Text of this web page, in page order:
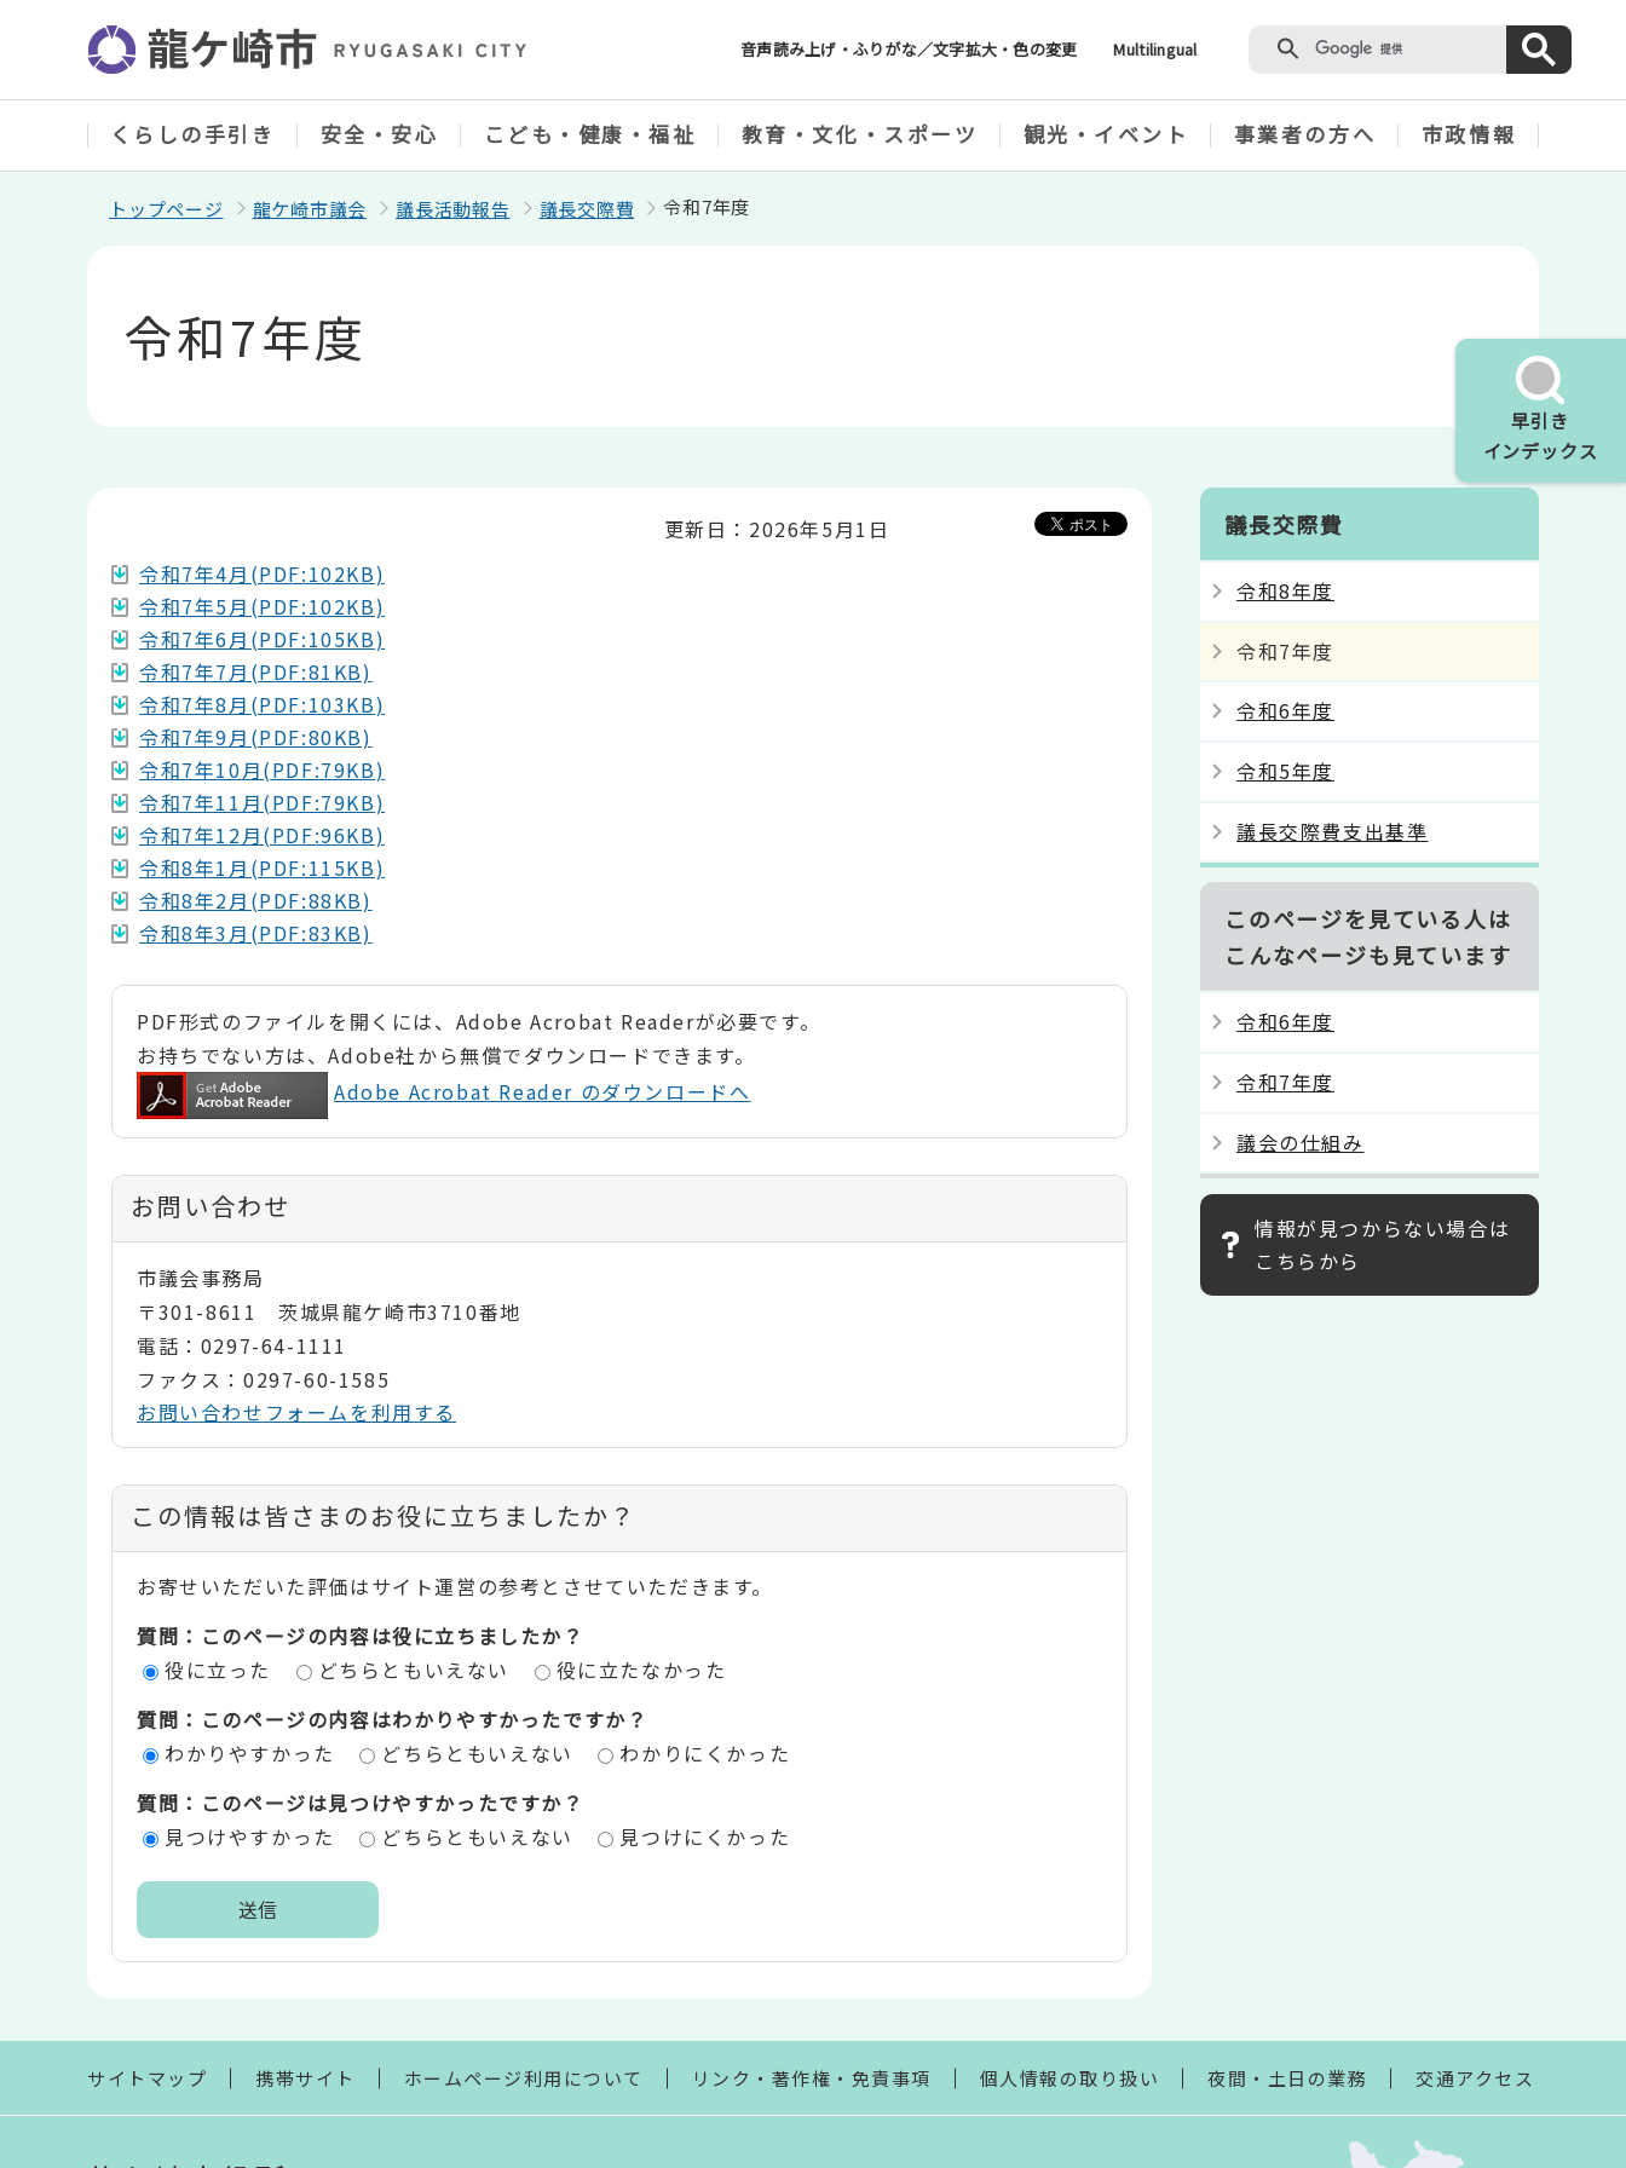
ジ
音声読み上げ・ふりがな／文字拡大・色の変更 Multilingual
早引き
インデックス
くらしの手引き 安全・安心 こども・健康・福祉 教育・文化・スポーツ 観光・イベント 事業者の方へ 市政情報
トップページ 龍ケ崎市議会 議長活動報告 議長交際費 令和7年度
令和7年度
更新日：2026年5月1日
令和7年4月(PDF:102KB)
令和7年5月(PDF:102KB)
令和7年6月(PDF:105KB)
令和7年7月(PDF:81KB)
令和7年8月(PDF:103KB)
令和7年9月(PDF:80KB)
令和7年10月(PDF:79KB)
令和7年11月(PDF:79KB)
令和7年12月(PDF:96KB)
令和8年1月(PDF:115KB)
令和8年2月(PDF:88KB)
令和8年3月(PDF:83KB)
PDF形式のファイルを開くには、Adobe Acrobat Readerが必要です。
お持ちでない方は、Adobe社から無償でダウンロードできます。
Adobe Acrobat Reader のダウンロードへ
お問い合わせ
市議会事務局
〒301-8611 茨城県龍ケ崎市3710番地
電話：0297-64-1111
ファクス：0297-60-1585
お問い合わせフォームを利用する
コ
ン
テ
ン
評
エ
この情報は皆さまのお役に立ちましたか？
お寄せいただいた評価はサイト運営の参考とさせていただきます。
質問：このページの内容は役に立ちましたか？
役に立った
どちらともいえない
役に立たなかった
質問：このページの内容はわかりやすかったですか？
わかりやすかった
どちらともいえない
わかりにくかった
質問：このページは見つけやすかったですか？
見つけやすかった
どちらともいえない 見つけにくかった
ま
議長交際費
令和8年度
令和7年度
令和6年度
令和5年度
議長交際費支出基準
このページを見ている人は
こんなページも見ています
令和6年度
令和7年度
議会の仕組み
情報が見つからない場合は
こちらから
サイトマップ 携帯サイト ホームページ利用について リンク・著作権・免責事項 個人情報の取り扱い 夜間・土日の業務 交通アクセス